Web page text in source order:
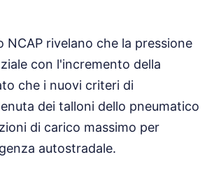
rivelano che la pressione
con l'incremento della
che i nuovi criteri di
dei talloni dello pneumatico
di carico massimo per
autostradale.